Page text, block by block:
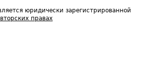
юридически зарегистрированной
правах